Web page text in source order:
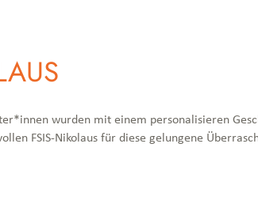
wurden mit einem personalisieren
FSIS-Nikolaus für diese gelungene